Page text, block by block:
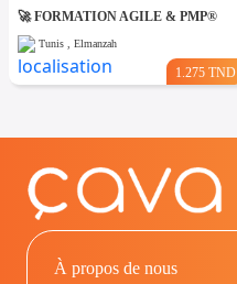
🚀 FORMATION AGILE & PMP®
Tunis , Elmanzah
1.275 TND
À propos de nous